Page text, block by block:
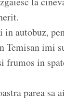
autobuz,
Temisan imi
frumos in
parea sa